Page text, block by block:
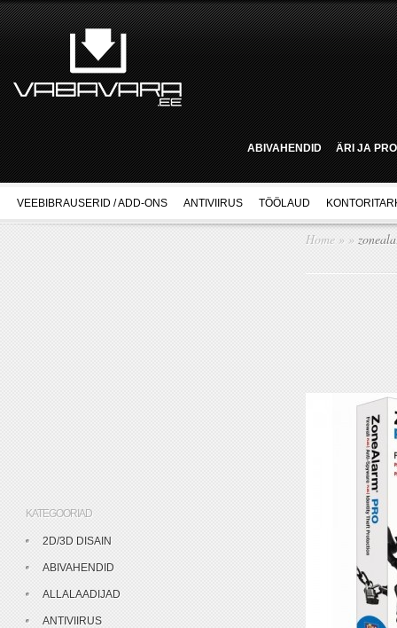
ABIVAHENDID ÄRI JA
VEEBIBRAUSERID / ADD-ONS ANTIVIIRUS TÖÖLAUD
Home » »
KATEGOORIAD
2D/3D DISAIN
ABIVAHENDID
ALLALAADIJAD
ANTIVIIRUS